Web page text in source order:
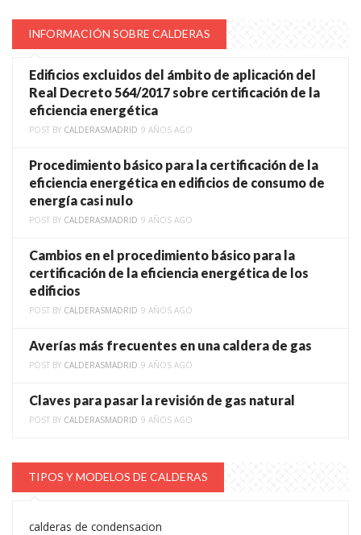
INFORMACIÓN SOBRE CALDERAS
Edificios excluidos del ámbito de aplicación del
Real Decreto 564/2017 sobre certificación de la
eficiencia energética
POST BY CALDERASMADRID 9 AÑOS AGO
Procedimiento básico para la certificación de la
eficiencia energética en edificios de consumo de
energía casi nulo
POST BY CALDERASMADRID 9 AÑOS AGO
Cambios en el procedimiento básico para la
certificación de la eficiencia energética de los
edificios
POST BY CALDERASMADRID 9 AÑOS AGO
Averías más frecuentes en una caldera de gas
POST BY CALDERASMADRID 9 AÑOS AGO
Claves para pasar la revisión de gas natural
POST BY CALDERASMADRID 9 AÑOS AGO
TIPOS Y MODELOS DE CALDERAS
calderas de condensacion